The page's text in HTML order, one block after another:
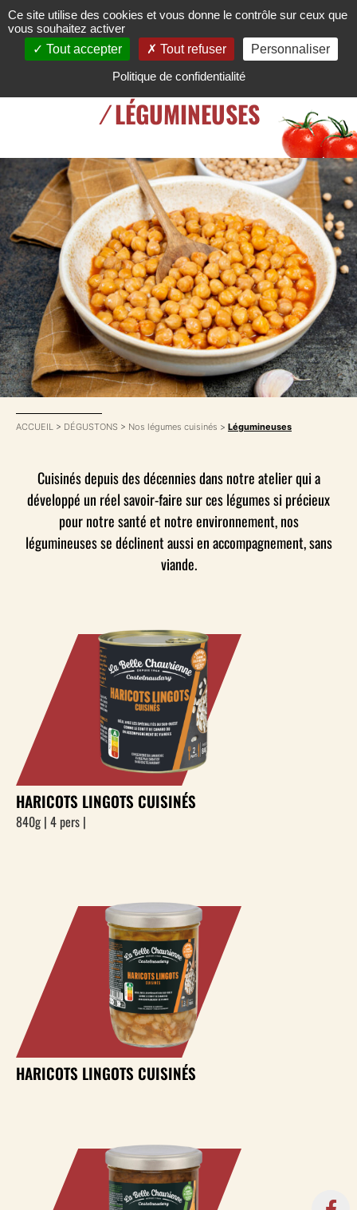
/LÉGUMINEUSES
ACCUEIL > DÉGUSTONS > Nos légumes cuisinés > Légumineuses
Cuisinés depuis des décennies dans notre atelier qui a
développé un réel savoir-faire sur ces légumes si précieux
pour notre santé et notre environnement, nos
légumineuses se déclinent aussi en accompagnement, sans
viande.
HARICOTS LINGOTS CUISINÉS
840g | 4 pers |
HARICOTS LINGOTS CUISINÉS
Ce site utilise des cookies et vous donne le contrôle sur ceux que
vous souhaitez activer
Tout accepter
Tout refuser
Personnaliser
Politique de confidentialité